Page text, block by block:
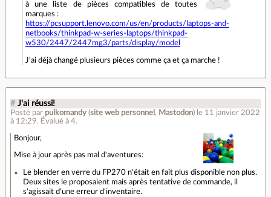
à une liste de pièces compatibles de toutes
marques :
https://pcsupport.lenovo.com/us/en/products/laptops-and-
netbooks/thinkpad-w-series-laptops/thinkpad-
w530/2447/2447mg3/parts/display/model
J'ai déjà changé plusieurs pièces comme ça et ça marche !
# J'ai réussi!
Posté par pulkomandy (site web personnel , Mastodon) le 11 janvier 2022
à 12:29. Évalué à 4.
Bonjour,
Mise à jour après pas mal d'aventures:
Le blender en verre du FP270 n'était en fait plus disponible non plus.
Deux sites le proposaient mais après tentative de commande, il
s'agissait d'une erreur d'inventaire.